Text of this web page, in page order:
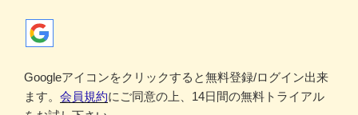
Googleアイコンをクリックすると無料登録/ログイン出来
ます。 会員規約にご同意の上、14日間の無料トライアル